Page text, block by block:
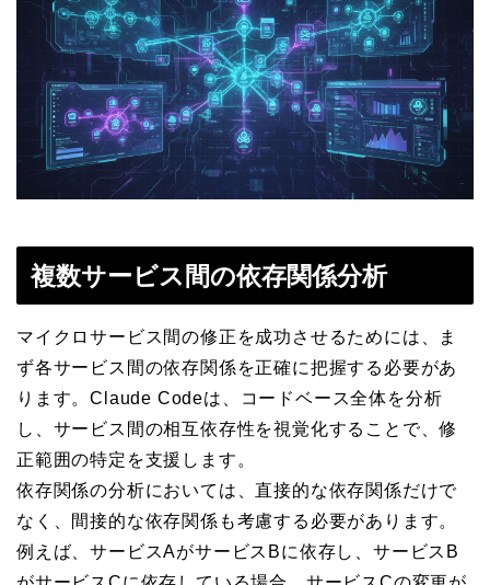
複数サービス間の依存関係分析
マイクロサービス間の修正を成功させるためには、ま
ず各サービス間の依存関係を正確に把握する必要があ
ります。Claude Codeは、コードベース全体を分析
し、サービス間の相互依存性を視覚化することで、修
正範囲の特定を支援します。
依存関係の分析においては、直接的な依存関係だけで
なく、間接的な依存関係も考慮する必要があります。
例えば、サービスAがサービスBに依存し、サービスB